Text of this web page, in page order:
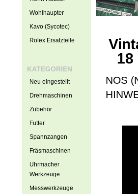
18
NOS
Wohlhaupter
Kavo (Sycotec)
Rolex Ersatzteile
KATEGORIEN
Neu eingestellt
Drehmaschinen
Zubehör
Futter
Spannzangen
Fräsmaschinen
Uhrmacher
Werkzeuge
Messwerkzeuge